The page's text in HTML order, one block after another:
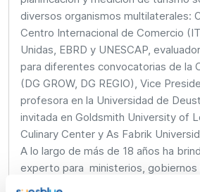
diversos organismos multilaterales:
Centro Internacional de Comercio
Unidas, EBRD y UNESCAP,
para diferentes convocatorias de la
(DG GROW, DG REGIO), Vice
profesora en la Universidad de
invitada en Goldsmith University of
Culinary Center y As Fabrik
A lo largo de más de 18 años ha
experto para ministerios, gobiernos
en Europa, América, Asia y África y